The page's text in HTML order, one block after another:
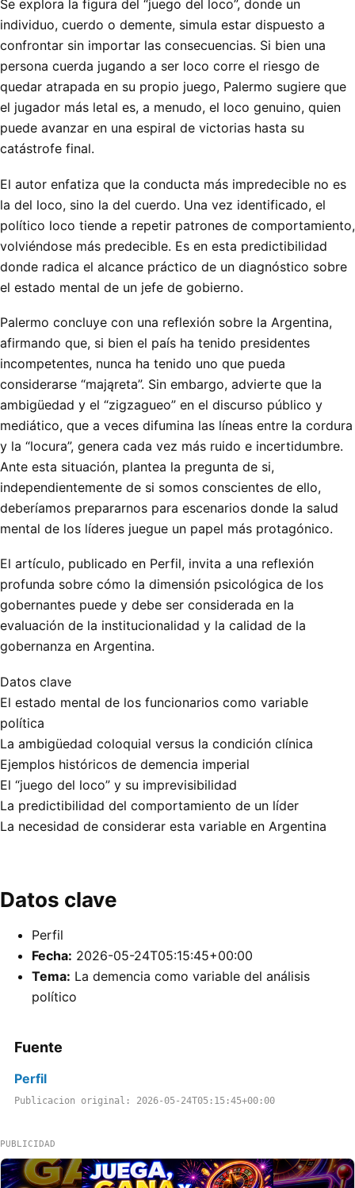
Se explora la figura del “juego del loco”, donde un
individuo, cuerdo o demente, simula estar dispuesto a
confrontar sin importar las consecuencias. Si bien una
persona cuerda jugando a ser loco corre el riesgo de
quedar atrapada en su propio juego, Palermo sugiere que
el jugador más letal es, a menudo, el loco genuino, quien
puede avanzar en una espiral de victorias hasta su
catástrofe final.
El autor enfatiza que la conducta más impredecible no es
la del loco, sino la del cuerdo. Una vez identificado, el
político loco tiende a repetir patrones de comportamiento,
volviéndose más predecible. Es en esta predictibilidad
donde radica el alcance práctico de un diagnóstico sobre
el estado mental de un jefe de gobierno.
Palermo concluye con una reflexión sobre la Argentina,
afirmando que, si bien el país ha tenido presidentes
incompetentes, nunca ha tenido uno que pueda
considerarse “mająreta”. Sin embargo, advierte que la
ambigüedad y el “zigzagueo” en el discurso público y
mediático, que a veces difumina las líneas entre la cordura
y la “locura”, genera cada vez más ruido e incertidumbre.
Ante esta situación, plantea la pregunta de si,
independientemente de si somos conscientes de ello,
deberíamos prepararnos para escenarios donde la salud
mental de los líderes juegue un papel más protagónico.
El artículo, publicado en Perfil, invita a una reflexión
profunda sobre cómo la dimensión psicológica de los
gobernantes puede y debe ser considerada en la
evaluación de la institucionalidad y la calidad de la
gobernanza en Argentina.
Datos clave
El estado mental de los funcionarios como variable
política
La ambigüedad coloquial versus la condición clínica
Ejemplos históricos de demencia imperial
El “juego del loco” y su imprevisibilidad
La predictibilidad del comportamiento de un líder
La necesidad de considerar esta variable en Argentina
Datos clave
Perfil
Fecha: 2026-05-24T05:15:45+00:00
Tema: La demencia como variable del análisis
político
Fuente
Perfil
Publicacion original: 2026-05-24T05:15:45+00:00
PUBLICIDAD